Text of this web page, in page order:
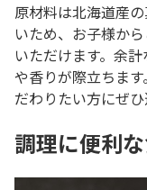
原材料は北海道産
いため、お子様か
いただけます。余
や香りが際立ちま
だわりたい方にぜひ
調理に便利